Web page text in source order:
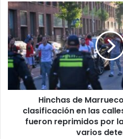
la
FIFA
por
más
entradas
para
los
hinchas
Hinchas
de
Marruecos
festejaron
la
clasificación
en
calles
Países
Hinchas de
clasificación en las
fueron reprimidos por
varios